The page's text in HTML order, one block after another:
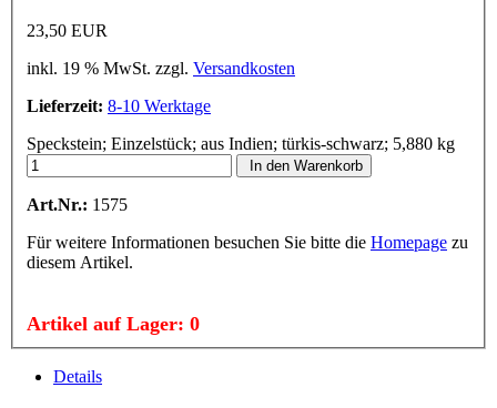
23,50 EUR
inkl. 19 % MwSt. zzgl. Versandkosten
Lieferzeit: 8-10 Werktage
Speckstein; Einzelstück; aus Indien; türkis-schwarz; 5,880 kg
In den Warenkorb
Art.Nr.: 1575
Für weitere Informationen besuchen Sie bitte die Homepage zu
diesem Artikel.
Artikel auf Lager: 0
Details